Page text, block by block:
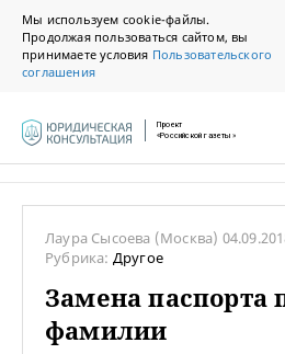
Мы используем cookie-файлы.
Продолжая пользоваться сайтом, вы
принимаете условия Пользовательского
соглашения
Проект
«Российской газеты»
Лаура Сысоева (Москва)
Рубрика: Другое
Замена паспорта
фамилии